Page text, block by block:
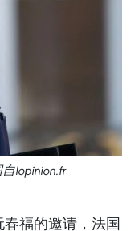
lopinion.fr
福的邀请，法国